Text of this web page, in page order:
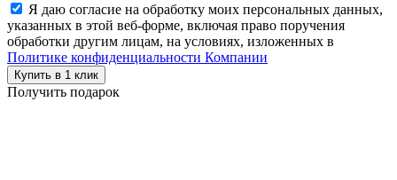
Я даю согласие на обработку моих персональных данных,
указанных в этой веб-форме, включая право поручения
обработки другим лицам, на условиях, изложенных в
Политике конфиденциальности Компании
Купить в 1 клик
Получить подарок